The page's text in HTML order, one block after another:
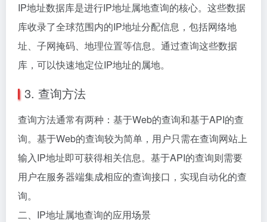
IP地址数据库是进行IP地址属地查询的核心。这些数据
库收录了全球范围内的IP地址分配信息，包括网络地
址、子网掩码、地理位置等信息。通过查询这些数据
库，可以快速地定位IP地址的属地。
3. 查询方法
查询方法通常有两种：基于Web的查询和基于API的查
询。基于Web的查询较为简单，用户只需在查询网站上
输入IP地址即可获得相关信息。基于API的查询则需要
用户在服务器端集成相应的查询接口，实现自动化的查
询。
二、IP地址属地查询的应用场景